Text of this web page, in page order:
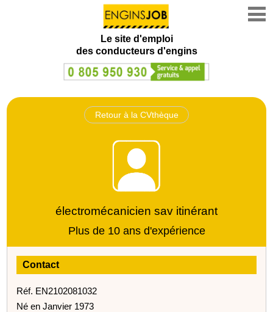
Le site d'emploi
des conducteurs d'engins
Retour à la CVthèque
électromécanicien sav itinérant
Plus de 10 ans d'expérience
Contact
Réf. EN2102081032
Né en Janvier 1973